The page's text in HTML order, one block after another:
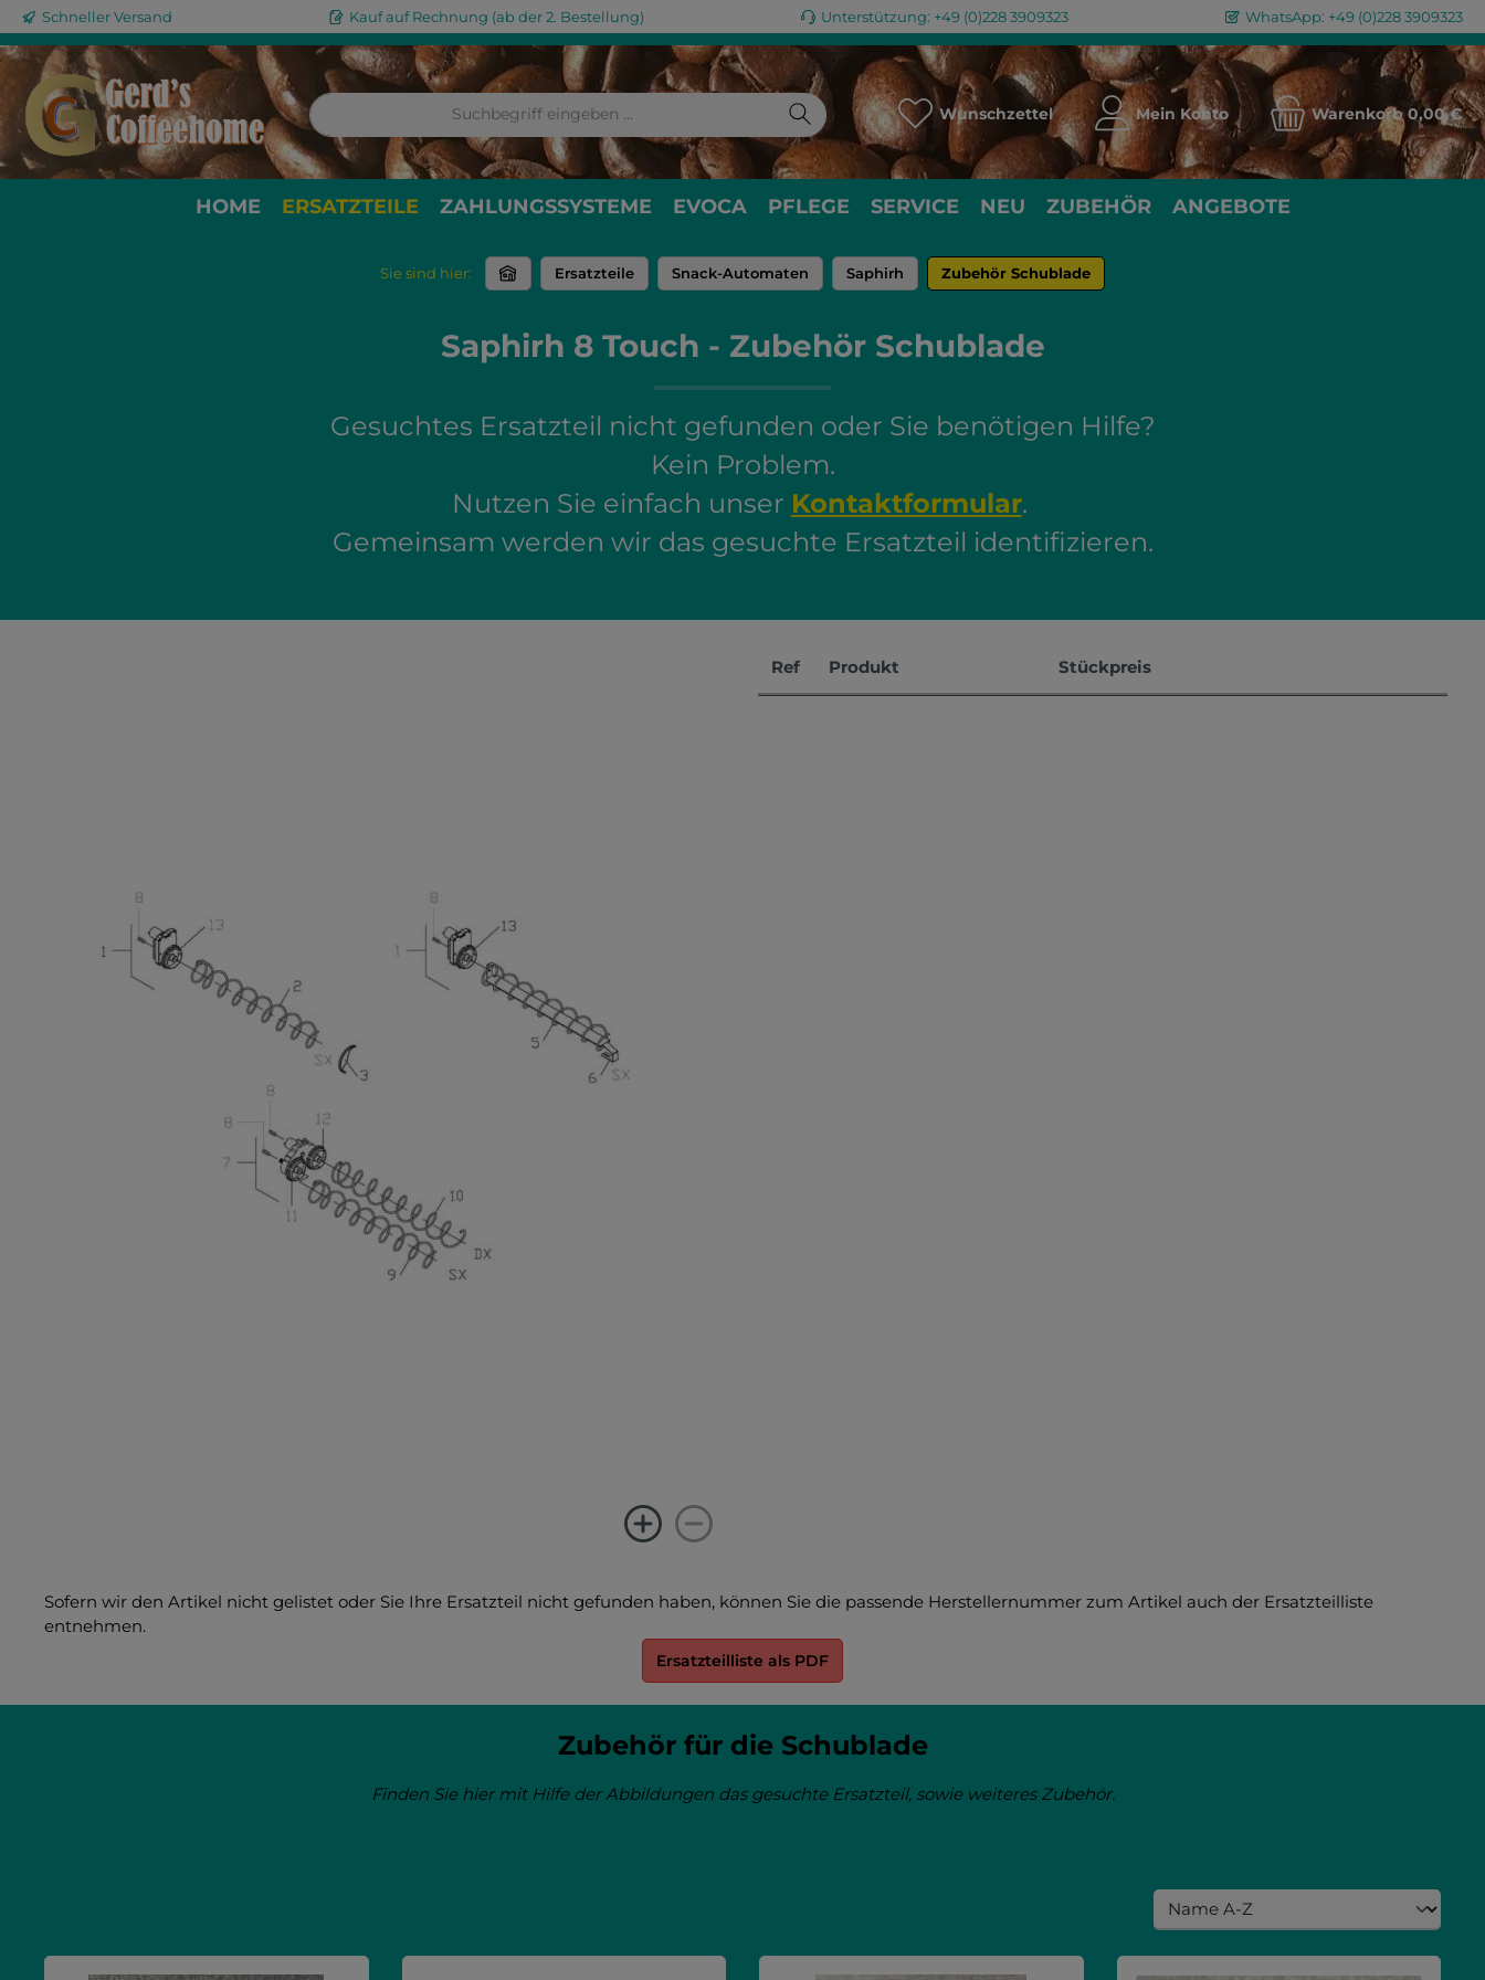
Hauptinhalt springen
Zur Suche springen
Zur Hauptnavigation springen
Schneller Versand Kauf auf Rechnung (ab der 2. Bestellung) Unterstützung: +49 (0)228 3909323 WhatsApp: +49 (0)228 3909323
WunschzettelDu hast 0 Produkte auf dem Merkzettel
Mein Konto Warenkorb 0,00 €
HOME ERSATZTEILE ZAHLUNGSSYSTEME EVOCA PFLEGE SERVICE NEU ZUBEHÖR ANGEBOTE
Sie sind hier: Ersatzteile Snack-Automaten Saphirh Zubehör Schublade
Saphirh 8 Touch - Zubehör Schublade
Gesuchtes Ersatzteil nicht gefunden oder Sie benötigen Hilfe?
Kein Problem.
Nutzen Sie einfach unser Kontaktformular.
Gemeinsam werden wir das gesuchte Ersatzteil identifizieren.
Ref Produkt Stückpreis
Sofern wir den Artikel nicht gelistet oder Sie Ihre Ersatzteil nicht gefunden haben, können Sie die passende Herstellernummer zum Artikel auch der Ersatzteilliste
entnehmen.
Ersatzteilliste als PDF
Zubehör für die Schublade
Finden Sie hier mit Hilfe der Abbildungen das gesuchte Ersatzteil, sowie weiteres Zubehör.